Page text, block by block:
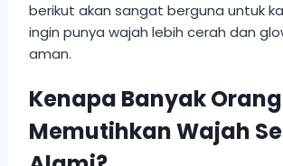
berikut akan sangat berguna untuk
ingin punya wajah lebih cerah dan
aman.
Kenapa Banyak
Memutihkan Wajah